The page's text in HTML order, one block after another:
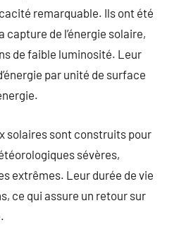
remarquable. Ils ont été
de l’énergie solaire,
de faible luminosité. Leur
par unité de surface
solaires sont construits pour
sévères,
extrêmes. Leur durée de vie
ce qui assure un retour sur